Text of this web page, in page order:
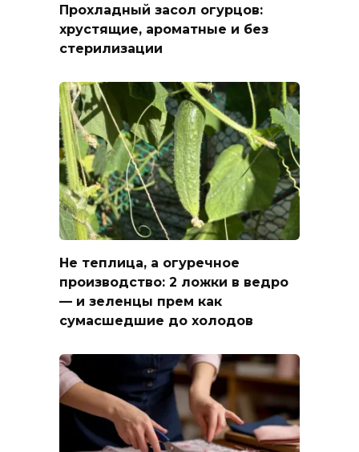
Прохладный засол огурцов:
хрустящие, ароматные и без
стерилизации
Не теплица, а огуречное
производство: 2 ложки в ведро
— и зеленцы прем как
сумасшедшие до холодов